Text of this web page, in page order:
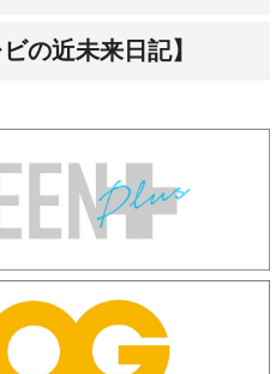
の近未来日記】